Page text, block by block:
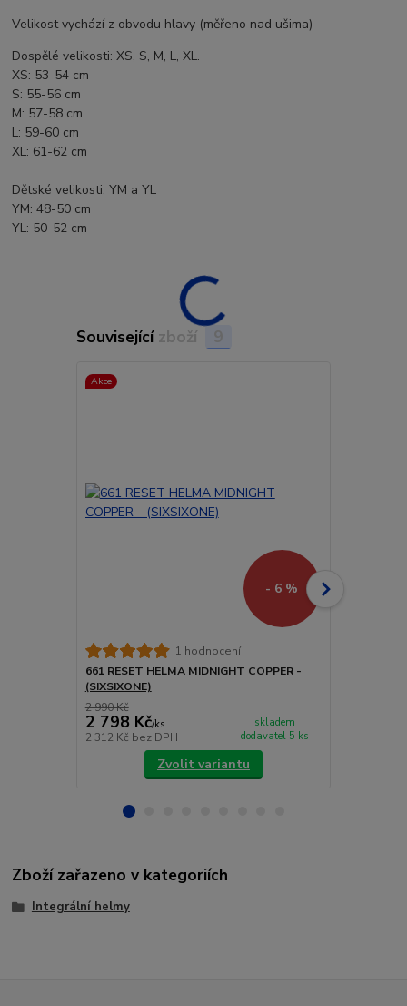
Velikost vychází z obvodu hlavy (měřeno nad ušima)
Dospělé velikosti: XS, S, M, L, XL.
XS: 53-54 cm
S: 55-56 cm
M: 57-58 cm
L: 59-60 cm
XL: 61-62 cm
Dětské velikosti: YM a YL
YM: 48-50 cm
YL: 50-52 cm
Související zboží 9
Akce
- 6 %
1 hodnocení
661 RESET HELMA MIDNIGHT COPPER -
(SIXSIXONE)
2 990 Kč
2 798 Kč/ks
2 312 Kč bez DPH
skladem
dodavatel 5 ks
Zvolit variantu
Zboží zařazeno v kategoriích
Integrální helmy